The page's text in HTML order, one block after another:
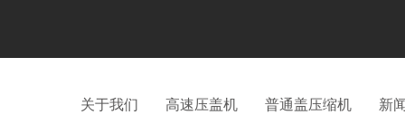
关于我们 高速压盖机 普通盖压缩机 新